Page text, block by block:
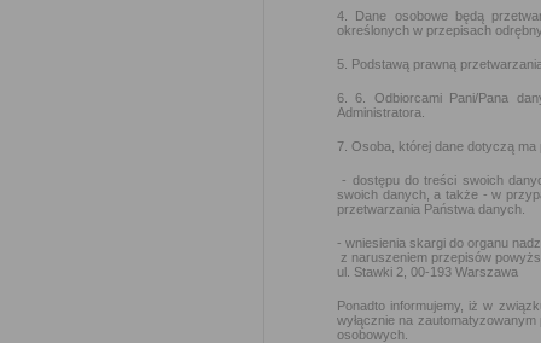
4. Dane osobowe będą
określonych w przepisach
5. Podstawą prawną
6. 6. Odbiorcami Pani/Pana
Administratora.
7. Osoba, której dane dotyczą ma
- dostępu do treści swoich
swoich danych, a także - w
przetwarzania Państwa danych.
- wniesienia skargi do organu
z naruszeniem przepisów
ul. Stawki 2, 00-193 Warszawa
Ponadto informujemy, iż w
wyłącznie na
osobowych.